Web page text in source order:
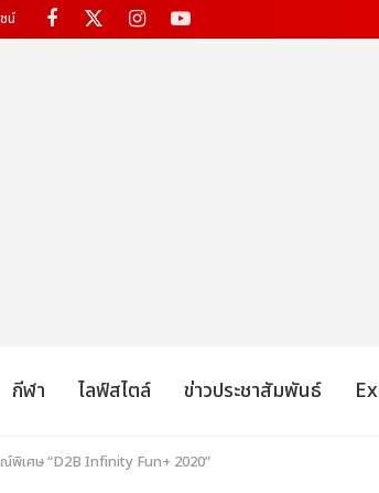
น์
กีฬา ไลฟ์สไตล์ ข่าวประชาสัมพันธ์
พิเศษ “D2B Infinity Fun+ 2020”